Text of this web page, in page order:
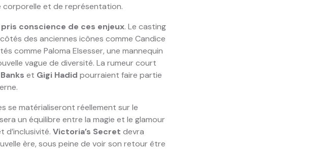
et de représentation.
conscience de ces enjeux. Le casting
des anciennes icônes comme Candice
comme Paloma Elsesser, une mannequin
vague de diversité. La rumeur court
et Gigi Hadid pourraient faire partie
se matérialiseront réellement sur le
un équilibre entre la magie et le glamour
d’inclusivité. Victoria’s Secret devra
ère, sous peine de voir son retour être